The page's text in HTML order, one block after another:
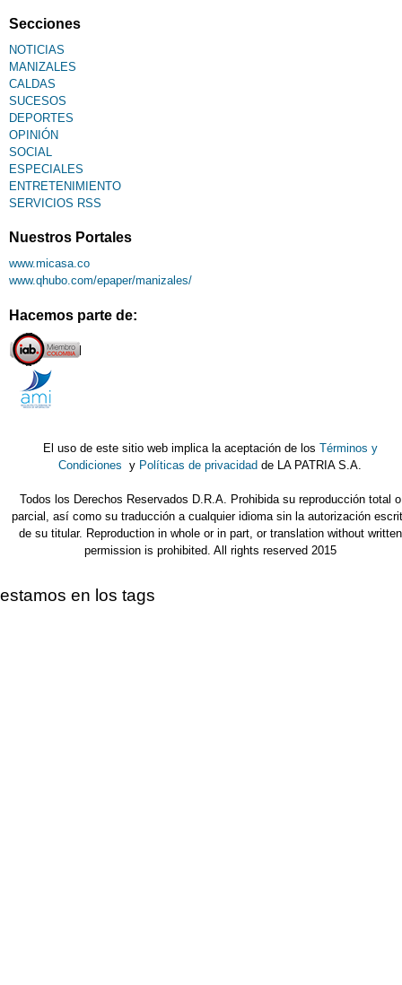
Secciones
NOTICIAS
MANIZALES
CALDAS
SUCESOS
DEPORTES
OPINIÓN
SOCIAL
ESPECIALES
ENTRETENIMIENTO
SERVICIOS RSS
Nuestros Portales
www.micasa.co
www.qhubo.com/epaper/manizales/
Hacemos parte de:
El uso de este sitio web implica la aceptación de los Términos y
Condiciones y Políticas de privacidad de LA PATRIA S.A.
Todos los Derechos Reservados D.R.A. Prohibida su reproducción total o
parcial, así como su traducción a cualquier idioma sin la autorización
de su titular. Reproduction in whole or in part, or translation without written
permission is prohibited. All rights reserved 2015
estamos en los tags